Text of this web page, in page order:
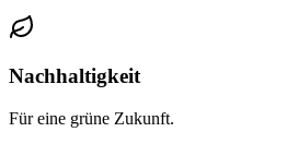
Nachhaltigkeit
Für eine grüne Zukunft.